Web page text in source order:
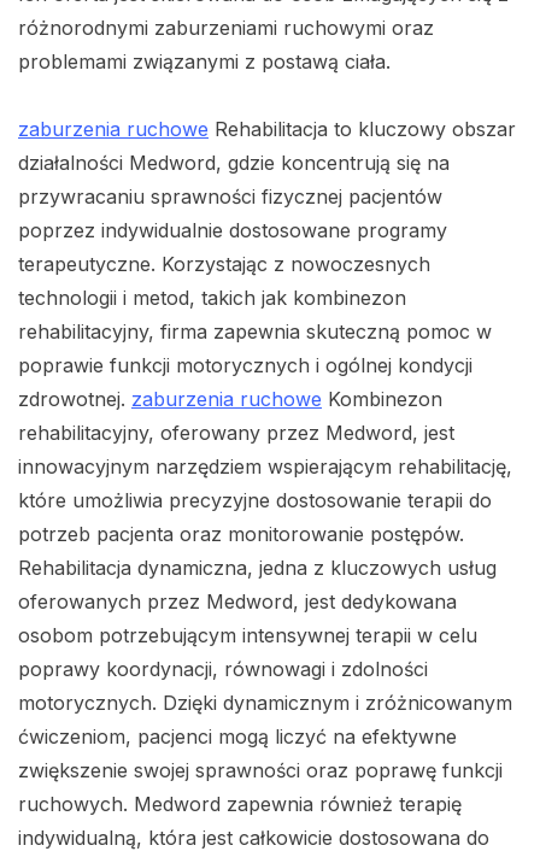
różnorodnymi zaburzeniami ruchowymi oraz
problemami związanymi z postawą ciała.
zaburzenia ruchowe Rehabilitacja to kluczowy obszar
działalności Medword, gdzie koncentrują się na
przywracaniu sprawności fizycznej pacjentów
poprzez indywidualnie dostosowane programy
terapeutyczne. Korzystając z nowoczesnych
technologii i metod, takich jak kombinezon
rehabilitacyjny, firma zapewnia skuteczną pomoc w
poprawie funkcji motorycznych i ogólnej kondycji
zdrowotnej. zaburzenia ruchowe Kombinezon
rehabilitacyjny, oferowany przez Medword, jest
innowacyjnym narzędziem wspierającym rehabilitację,
które umożliwia precyzyjne dostosowanie terapii do
potrzeb pacjenta oraz monitorowanie postępów.
Rehabilitacja dynamiczna, jedna z kluczowych usług
oferowanych przez Medword, jest dedykowana
osobom potrzebującym intensywnej terapii w celu
poprawy koordynacji, równowagi i zdolności
motorycznych. Dzięki dynamicznym i zróżnicowanym
ćwiczeniom, pacjenci mogą liczyć na efektywne
zwiększenie swojej sprawności oraz poprawę funkcji
ruchowych. Medword zapewnia również terapię
indywidualną, która jest całkowicie dostosowana do